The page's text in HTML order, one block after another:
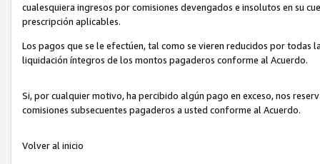
cualesquiera ingresos por comisiones devengados e insolutos en su
prescripción aplicables.
Los pagos que se le efectúen, tal como se vieren reducidos por todas
liquidación íntegros de los montos pagaderos conforme al Acuerdo.
Si, por cualquier motivo, ha percibido algún pago en exceso, nos
comisiones subsecuentes pagaderos a usted conforme al Acuerdo.
Volver al inicio